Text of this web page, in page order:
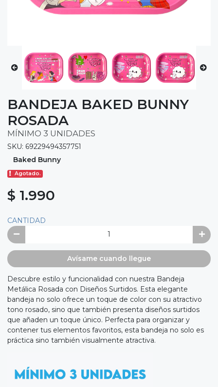
BANDEJA BAKED BUNNY
ROSADA
MÍNIMO 3 UNIDADES
SKU: 69229494357751
Baked Bunny
Agotado.
$ 1.990
CANTIDAD
Avísame cuando llegue
Descubre estilo y funcionalidad con nuestra Bandeja
Metálica Rosada con Diseños Surtidos. Esta elegante
bandeja no solo ofrece un toque de color con su atractivo
tono rosado, sino que también presenta diseños surtidos
que añaden un toque único. Perfecta para organizar y
contener tus elementos favoritos, esta bandeja no solo es
práctica sino también visualmente atractiva.